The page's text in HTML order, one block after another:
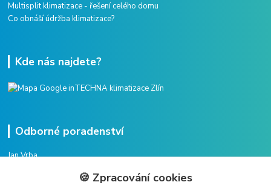
Multisplit klimatizace - řešení celého domu
Co obnáší údržba klimatizace?
Kde nás najdete?
Odborné poradenství
Jan Vrba
🍪 Zpracování cookies